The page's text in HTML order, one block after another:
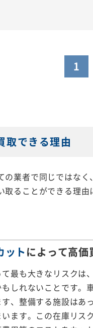
1
取できる理由
業者で同じではな
ることができる理由
ットによって高価
最も大きなリスクは
しれないことです。
、整備する施設はあ
ます。この在庫リス